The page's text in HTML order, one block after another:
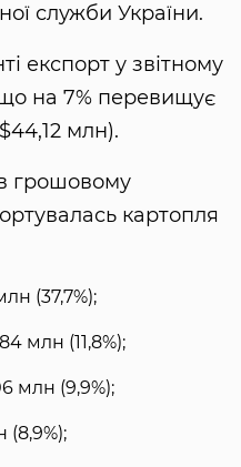
служби України.
експорт у звітному
на 7% перевищує
млн).
грошовому
картопля
(37,7%);
млн (11,8%);
млн (9,9%);